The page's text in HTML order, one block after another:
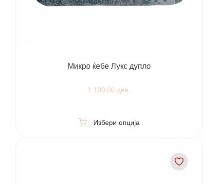
Микро ќебе Лукс дупло
1,100.00 ден.
Избери опција